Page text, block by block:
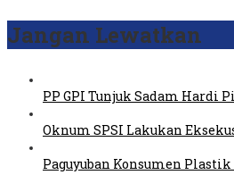
Jangan Lewatkan
PP GPI Tunjuk Sadam Hardi
Oknum SPSI Lakukan
Paguyuban Konsumen